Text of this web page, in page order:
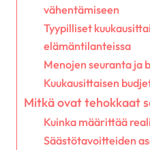
vähentämiseen
Tyypilliset
elämäntilanteissa
Menojen seuranta ja
Kuukausittaisen
Mitkä ovat tehokkaat
Kuinka määrittää
Säästötavoitteiden